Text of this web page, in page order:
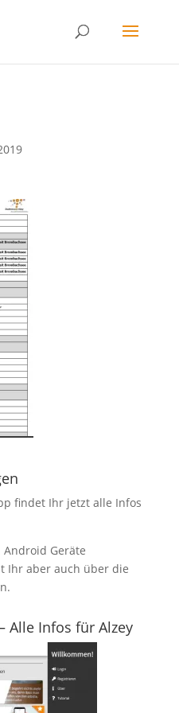
findet Ihr jetzt alle Infos
Geräte
Ihr aber auch über die
Alle Infos für Alzey